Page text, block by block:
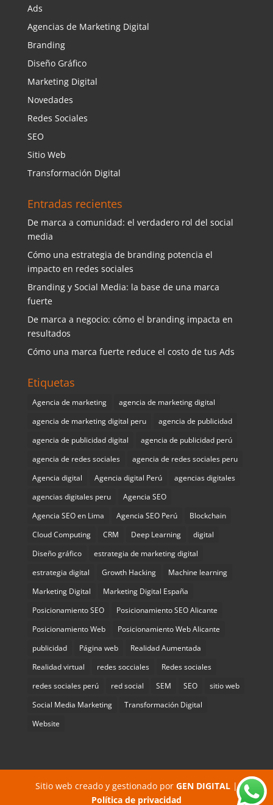
Ads
Agencias de Marketing Digital
Branding
Diseño Gráfico
Marketing Digital
Novedades
Redes Sociales
SEO
Sitio Web
Transformación Digital
Entradas recientes
De marca a comunidad: el verdadero rol del social
media
Cómo una estrategia de branding potencia el
impacto en redes sociales
Branding y Social Media: la base de una marca
fuerte
De marca a negocio: cómo el branding impacta en
resultados
Cómo una marca fuerte reduce el costo de tus Ads
Etiquetas
Agencia de marketing
agencia de marketing digital
agencia de marketing digital peru
agencia de publicidad
agencia de publicidad digital
agencia de publicidad perú
agencia de redes sociales
agencia de redes sociales peru
Agencia digital
Agencia digital Perú
agencias digitales
agencias digitales peru
Agencia SEO
Agencia SEO en Lima
Agencia SEO Perú
Blockchain
Cloud Computing
CRM Deep Learning
digital
Diseño gráfico
estrategia de marketing digital
estrategia digital
Growth Hacking
Machine learning
Marketing Digital
Marketing Digital España
Posicionamiento SEO
Posicionamiento SEO Alicante
Posicionamiento Web
Posicionamiento Web Alicante
publicidad
Página web
Realidad Aumentada
Realidad virtual
redes socciales
Redes sociales
redes sociales perú
red social SEM SEO
sitio web
Social Media Marketing
Transformación Digital
Website
Sitio web creado y gestionado por GEN DIGITAL|
Política de privacidad